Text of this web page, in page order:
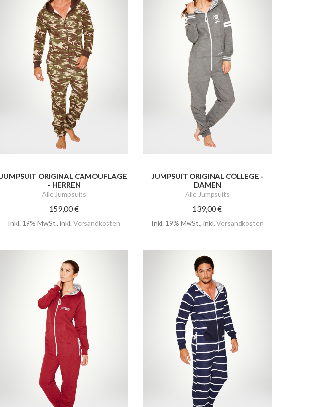
JUMPSUIT ORIGINAL CAMOUFLAGE
- HERREN
Alle Jumpsuits
159,00 €
Inkl. 19% MwSt., inkl. Versandkosten
JUMPSUIT ORIGINAL COLLEGE -
DAMEN
Alle Jumpsuits
139,00 €
Inkl. 19% MwSt.,inkl.Versandkosten